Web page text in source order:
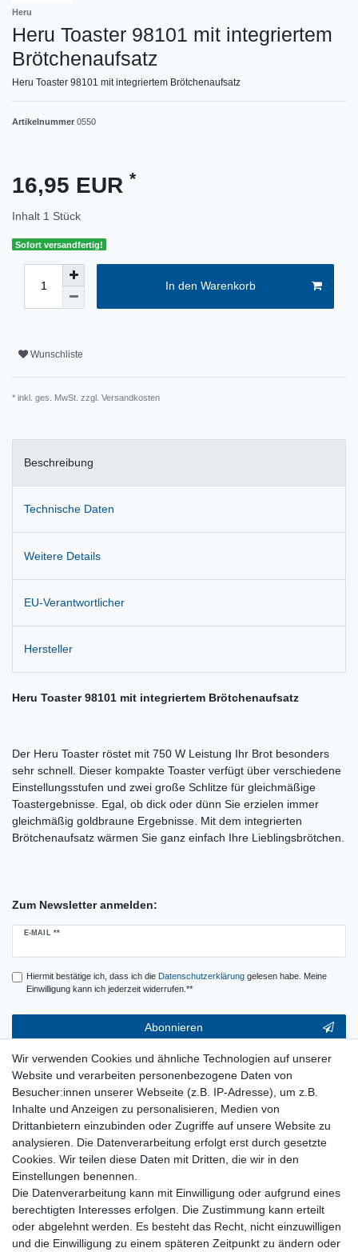
Heru
Heru Toaster 98101 mit integriertem
Brötchenaufsatz
Heru Toaster 98101 mit integriertem Brötchenaufsatz
Artikelnummer 0550
16,95 EUR *
Inhalt 1 Stück
Sofort versandfertig!
In den Warenkorb
Wunschliste
* inkl. ges. MwSt. zzgl. Versandkosten
Beschreibung
Technische Daten
Weitere Details
EU-Verantwortlicher
Hersteller
Heru Toaster 98101 mit integriertem Brötchenaufsatz
Der Heru Toaster röstet mit 750 W Leistung Ihr Brot besonders
sehr schnell. Dieser kompakte Toaster verfügt über verschiedene
Einstellungsstufen und zwei große Schlitze für gleichmäßige
Toastergebnisse. Egal, ob dick oder dünn Sie erzielen immer
gleichmäßig goldbraune Ergebnisse. Mit dem integrierten
Brötchenaufsatz wärmen Sie ganz einfach Ihre Lieblingsbrötchen.
Zum Newsletter anmelden:
E-MAIL **
Newsletter
Hiermit bestätige ich, dass ich die Daten­schutz­erklärunggelesen habe. Meine
Einwilligung kann ich jederzeit widerrufen.**
Abonnieren
** Hierbei handelt es sich um ein Pflichtfeld.
Service & Hilfe
Kontakt
Warenkorb
Zur Kasse
Nützliches
Newsletter abmelden
Widerrufsformular
Vertrag Widerrufen
Wir verwenden Cookies und ähnliche Technologien auf unserer
Website und verarbeiten personenbezogene Daten von
Besucher:innen unserer Webseite (z.B. IP-Adresse), um z.B.
Inhalte und Anzeigen zu personalisieren, Medien von
Drittanbietern einzubinden oder Zugriffe auf unsere Website zu
analysieren. Die Datenverarbeitung erfolgt erst durch gesetzte
Cookies. Wir teilen diese Daten mit Dritten, die wir in den
Einstellungen benennen.
Die Datenverarbeitung kann mit Einwilligung oder aufgrund eines
berechtigten Interesses erfolgen. Die Zustimmung kann erteilt
oder abgelehnt werden. Es besteht das Recht, nicht einzuwilligen
und die Einwilligung zu einem späteren Zeitpunkt zu ändern oder